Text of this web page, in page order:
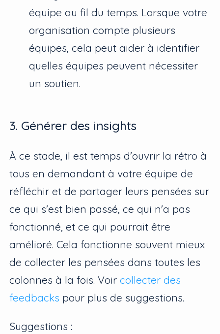
équipe au fil du temps. Lorsque votre
organisation compte plusieurs
équipes, cela peut aider à identifier
quelles équipes peuvent nécessiter
un soutien.
3. Générer des insights
À ce stade, il est temps d'ouvrir la rétro à
tous en demandant à votre équipe de
réfléchir et de partager leurs pensées sur
ce qui s'est bien passé, ce qui n'a pas
fonctionné, et ce qui pourrait être
amélioré. Cela fonctionne souvent mieux
de collecter les pensées dans toutes les
colonnes à la fois. Voircollecter des
feedbacks pour plus de suggestions.
Suggestions :